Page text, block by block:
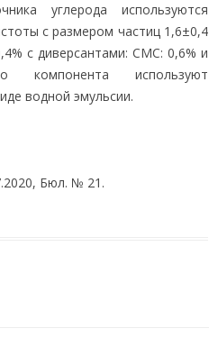
углерода используются
с размером частиц 1,6±0,4
с диверсантами: CMC: 0,6% и
компонента используют
водной эмульсии.
Бюл. № 21.